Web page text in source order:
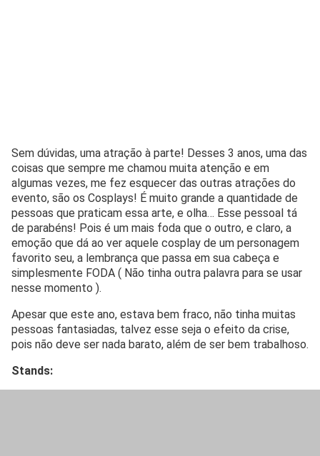
Sem dúvidas, uma atração à parte! Desses 3 anos, uma das
coisas que sempre me chamou muita atenção e em
algumas vezes, me fez esquecer das outras atrações do
evento, são os Cosplays! É muito grande a quantidade de
pessoas que praticam essa arte, e olha… Esse pessoal tá
de parabéns! Pois é um mais foda que o outro, e claro, a
emoção que dá ao ver aquele cosplay de um personagem
favorito seu, a lembrança que passa em sua cabeça e
simplesmente FODA ( Não tinha outra palavra para se usar
nesse momento ).
Apesar que este ano, estava bem fraco, não tinha muitas
pessoas fantasiadas, talvez esse seja o efeito da crise,
pois não deve ser nada barato, além de ser bem trabalhoso.
Stands: